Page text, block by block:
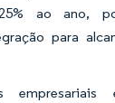
ao ano,
para
empresariais